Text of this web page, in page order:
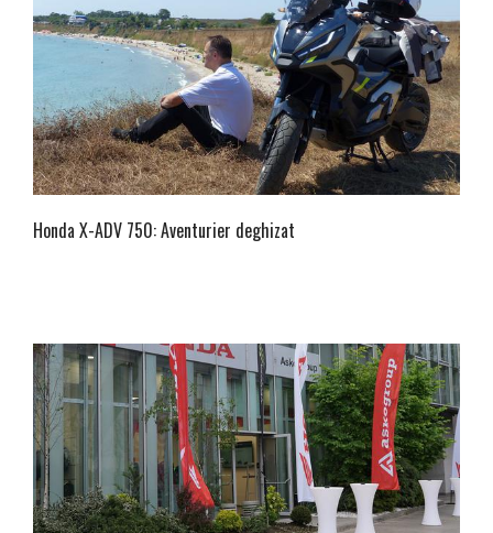
Honda X-ADV 750: Aventurier deghizat